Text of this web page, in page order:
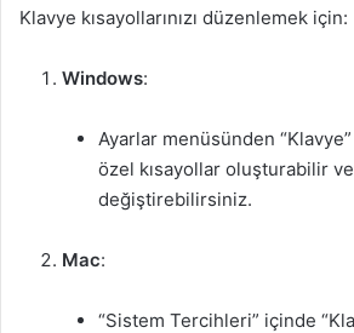
Klavye kısayollarınızı düzenlemek için:
Windows:
Ayarlar menüsünden
özel kısayollar oluşturabilir
değiştirebilirsiniz.
Mac:
“Sistem Tercihleri” içinde